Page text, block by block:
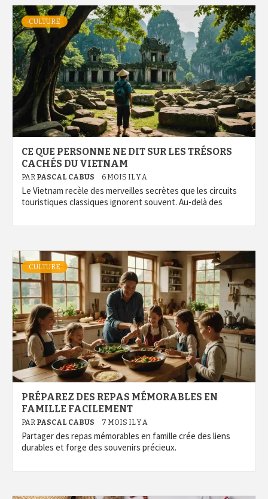
CULTURE
CE QUE PERSONNE NE DIT SUR LES TRÉSORS
CACHÉS DU VIETNAM
PAR PASCAL CABUS 6 MOIS IL Y A
Le Vietnam recèle des merveilles secrètes que les circuits
touristiques classiques ignorent souvent. Au-delà des
CULTURE
PRÉPAREZ DES REPAS MÉMORABLES EN
FAMILLE FACILEMENT
PAR PASCAL CABUS 7 MOIS IL Y A
Partager des repas mémorables en famille crée des liens
durables et forge des souvenirs précieux.